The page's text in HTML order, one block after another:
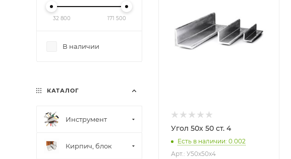
Угол 50х 50 ст. 4
Есть в наличии: 0.002
Арт.: У50х50х4
32 800 171 500
В наличии
КАТАЛОГ
Инструмент
Кирпич, блок